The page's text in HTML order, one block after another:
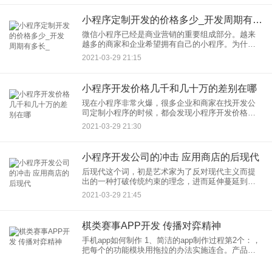
小程序定制开发的价格多少_开发周期有多长_
微信小程序已经是商业营销的重要组成部分。越来
越多的商家和企业希望拥有自己的小程序。为什么
不选择APP而是小程序呢，因为 与APP的高昂开发
成本相比，小程序可以实现基本相同的功能，并且
2021-03-29 21:15
小程序开发价格几千和几十万的差别在哪
现在小程序非常火爆，很多企业和商家在找开发公
司定制小程序的时候，都会发现小程序开发价格差
异非常巨大，有的几千，有的就几十万。小程序开
发价格几千和几十万的差别在哪？首先，先简要概
2021-03-29 21:30
小程序开发公司的冲击 应用商店的后现代
后现代这个词，初是艺术家为了反对现代主义而提
出的一种打破传统约束的理念，进而延伸蔓延到社
会，哲学和文学领域，成为一种独特的流派。后现
代主义的核心是去中心化和多元价值取向，但也可
2021-03-29 21:45
棋类赛事APP开发 传播对弈精神
手机app如何制作 1、简洁的app制作过程第2个：，
把每个的功能模块用拖拉的办法实施连合。产品